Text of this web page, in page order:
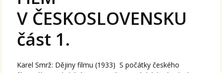
V ČESKOSLOVENSKU
část 1.
Karel Smrž: Dějiny filmu (1933) S počátky českého